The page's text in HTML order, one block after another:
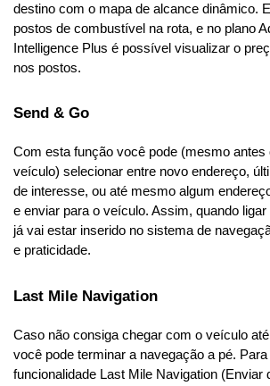
destino com o mapa de alcance dinâmico.
postos de combustível na rota, e no plano
Intelligence Plus é possível visualizar o
nos postos.
Send & Go
Com esta função você pode (mesmo antes
veículo) selecionar entre novo endereço,
de interesse, ou até mesmo algum
e enviar para o veículo. Assim, quando
já vai estar inserido no sistema de
e praticidade.
Last Mile Navigation
Caso não consiga chegar com o veículo
você pode terminar a navegação a pé.
funcionalidade Last Mile Navigation (Enviar